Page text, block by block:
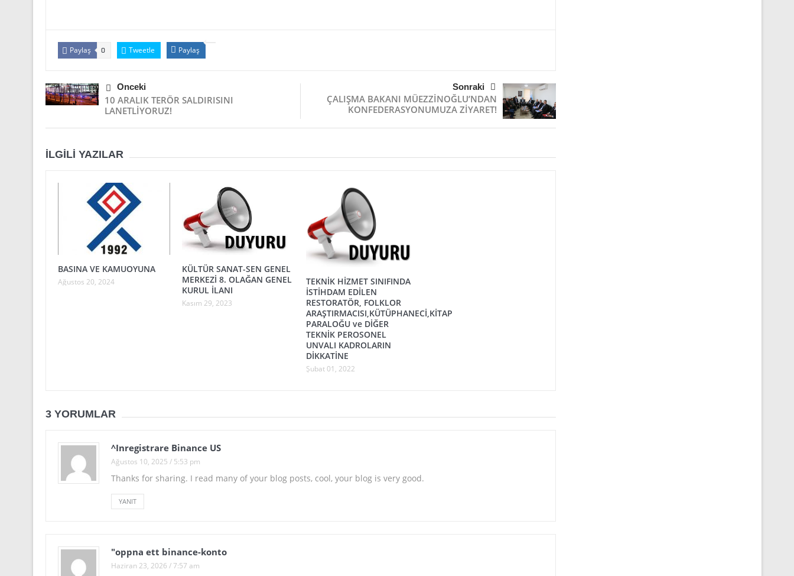
Paylaş 0 Tweetle Paylaş
Önceki
10 ARALIK TERÖR SALDIRISINI
LANETLİYORUZ!
Sonraki
ÇALIŞMA BAKANI MÜEZZİNOĞLU’NDAN
KONFEDERASYONUMUZA ZİYARET!
İLGILI YAZILAR
BASINA VE KAMUOYUNA
Ağustos 20, 2024
KÜLTÜR SANAT-SEN GENEL
MERKEZİ 8. OLAĞAN GENEL
KURUL İLANI
Kasım 29, 2023
TEKNİK HİZMET SINIFINDA
İSTİHDAM EDİLEN
RESTORATÖR, FOLKLOR
ARAŞTIRMACISI,KÜTÜPHANECİ,KİTAP
PARALOĞU ve DİĞER
TEKNİK PEROSONEL
UNVALI KADROLARIN
DİKKATİNE
Şubat 01, 2022
3 YORUMLAR
^Inregistrare Binance US
Ağustos 10, 2025 / 5:53 pm
Thanks for sharing. I read many of your blog posts, cool, your blog is very good.
YANIT
"oppna ett binance-konto
Haziran 23, 2026 / 7:57 am